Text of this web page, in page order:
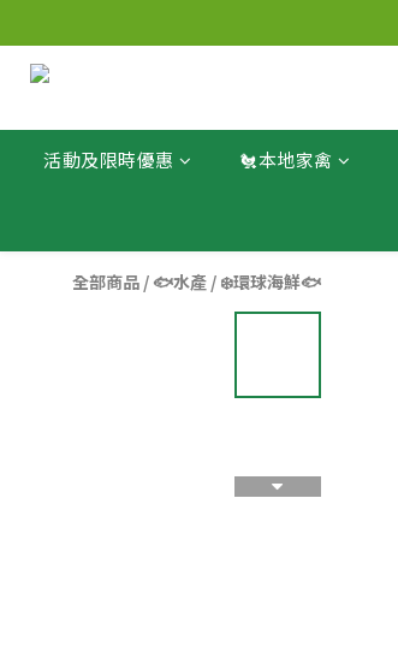
活動及限時優惠 🐔本地家禽
全部商品 / 🐟水產 / ❄️環球海鮮🐟